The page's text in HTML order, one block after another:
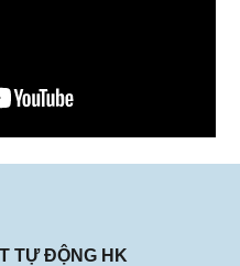
TỰ ĐỘNG HK